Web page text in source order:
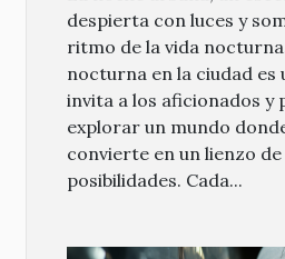
despierta con luces y
ritmo de la vida
nocturna en la ciudad es
invita a los aficionados y
explorar un mundo
convierte en un lienzo
posibilidades. Cada...